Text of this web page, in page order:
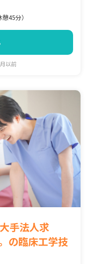
45分）
以前
手法人求
の臨床工学技